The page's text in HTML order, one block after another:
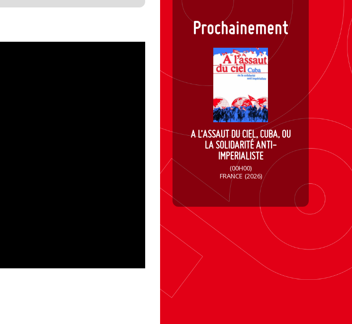
Prochainement
A L’ASSAUT DU CIEL, CUBA, OU
LA SOLIDARITÉ ANTI-
IMPERIALISTE
(00H00)
FRANCE (2026)